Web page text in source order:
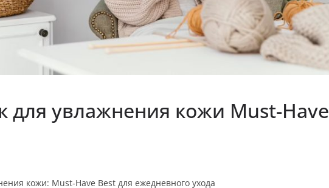
для увлажнения кожи Must-Have
кожи: Must-Have Best для ежедневного ухода